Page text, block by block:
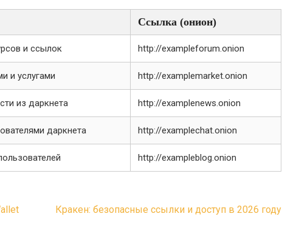
Ссылка (онион)
и ссылок http://exampleforum.onion
и услугами http://examplemarket.onion
из даркнета http://examplenews.onion
даркнета http://examplechat.onion
http://exampleblog.onion
Кракен: безопасные ссылки и доступ в 2026 году